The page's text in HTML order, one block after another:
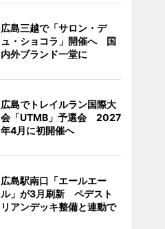
広島三越で「サロン・デ
ュ・ショコラ」開催へ 国
内外ブランド一堂に
広島でトレイルラン国際大
会「UTMB」予選会 2027
年4月に初開催へ
広島駅南口「エールエー
ル」が3月刷新 ペデスト
リアンデッキ整備と連動で